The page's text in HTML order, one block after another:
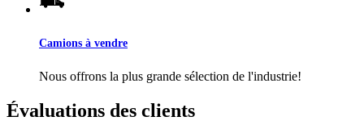
Camions à vendre
Nous offrons la plus grande sélection de l'industrie!
Évaluations des clients